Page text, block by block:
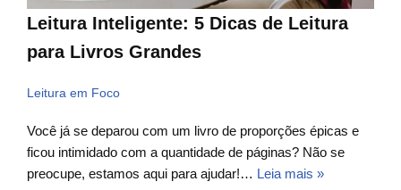
Leitura Inteligente: 5 Dicas de Leitura
para Livros Grandes
Leitura em Foco
Você já se deparou com um livro de proporções épicas e
ficou intimidado com a quantidade de páginas? Não se
preocupe, estamos aqui para ajudar!… Leia mais »